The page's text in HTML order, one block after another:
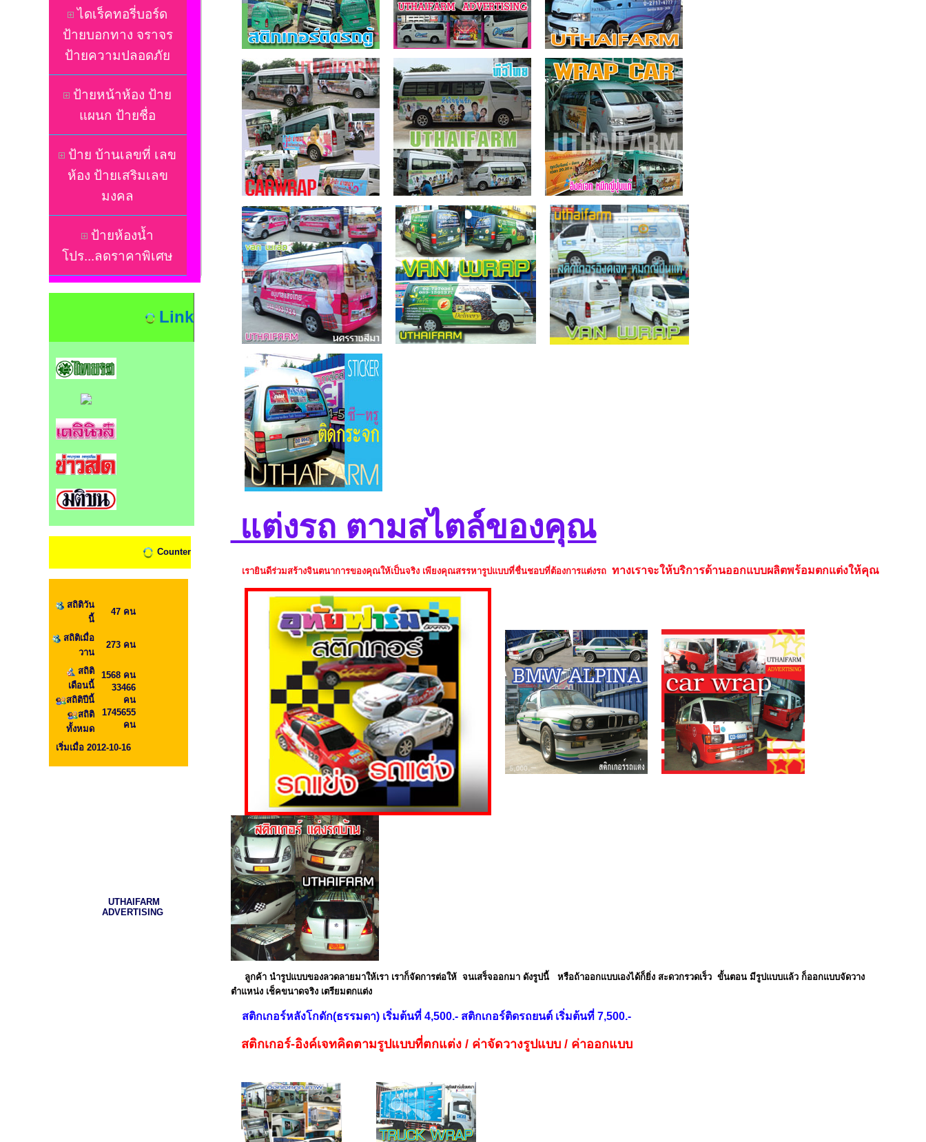
ไดเร็คทอรี่บอร์ด
ป้ายบอกทาง จราจร
ป้ายความปลอดภัย
ป้ายหน้าห้อง ป้าย
แผนก ป้ายชื่อ
ป้าย บ้านเลขที่ เลข
ห้อง ป้ายเสริมเลข
มงคล
ป้ายห้องน้ำ
โปร...ลดราคาพิเศษ
Link
Counter
สถิติวัน
นี้
47 คน
สถิติเมื่อ
วาน
273 คน
สถิติ
เดือนนี้
สถิติปีนี้
สถิติ
ทั้งหมด
1568 คน
33466
คน
1745655
คน
เริ่มเมื่อ 2012-10-16
UTHAIFARM
ADVERTISING
แต่งรถ ตามสไตล์ของคุณ
เรายินดีร่วมสร้างจินตนาการของคุณให้เป็นจริง เพียงคุณสรรหารูปแบบที่ชื่นชอบที่ต้องการแต่งรถ ทางเราจะให้บริการด้านออกแบบผลิตพร้อมตกแต่งให้คุณ
ลูกค้า นำรูปแบบของลวดลายมาให้เรา เราก็จัดการต่อให้ จนเสร็จออกมา ดังรูปนี้ หรือถ้าออกแบบเองได้ก็ยิ่ง สะดวกรวดเร็ว ขั้นตอน มีรูปแบบแล้ว ก็ออกแบบจัดวาง
ตำแหน่ง เช็คขนาดจริง เตรียมตกแต่ง
สติกเกอร์หลังโกดัก(ธรรมดา) เริ่มต้นที่ 4,500.- สติกเกอร์ติดรถยนต์ เริ่มต้นที่ 7,500.-
สติกเกอร์-อิงค์เจทคิดตามรูปแบบที่ตกแต่ง / ค่าจัดวางรูปแบบ / ค่าออกแบบ